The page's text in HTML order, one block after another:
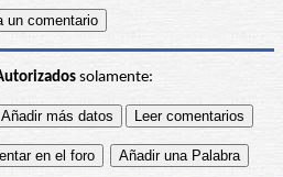
solamente: